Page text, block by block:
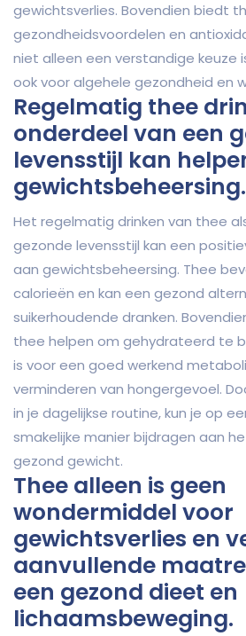
gewichtsverlies. Bovendien biedt
gezondheidsvoordelen en
niet alleen een verstandige keuze
ook voor algehele gezondheid en
Regelmatig thee
onderdeel van een
levensstijl kan
gewichtsbeheersing.
Het regelmatig drinken van thee
gezonde levensstijl kan een
aan gewichtsbeheersing. Thee
calorieën en kan een gezond
suikerhoudende dranken.
thee helpen om gehydrateerd te
is voor een goed werkend
verminderen van hongergevoel.
in je dagelijkse routine, kun je op
smakelijke manier bijdragen aan
gezond gewicht.
Thee alleen is geen
wondermiddel voor
gewichtsverlies en
aanvullende
een gezond dieet en
lichaamsbeweging.